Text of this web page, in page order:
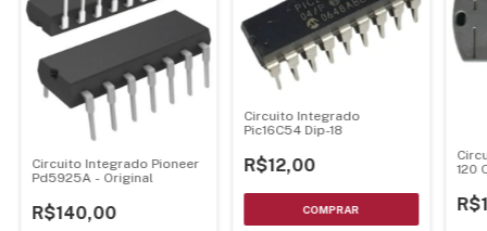
Circuito Integrado Pioneer
Pd5925A - Original
R$140,00
Circuito Integrado
Pic16C54 Dip-18
R$12,00
120